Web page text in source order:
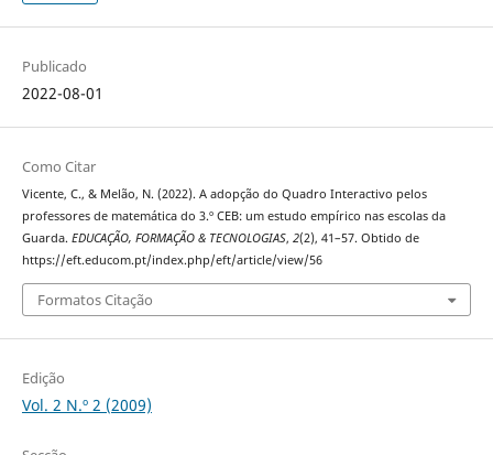
Publicado
2022-08-01
Como Citar
Vicente, C., & Melão, N. (2022). A adopção do Quadro Interactivo pelos
professores de matemática do 3.º CEB: um estudo empírico nas escolas da
Guarda. EDUCAÇÃO, FORMAÇÃO & TECNOLOGIAS, 2(2), 41–57. Obtido de
https://eft.educom.pt/index.php/eft/article/view/56
Formatos Citação
Edição
Vol. 2 N.º 2 (2009)